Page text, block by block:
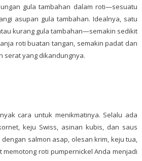
gula tambahan dalam roti—sesuatu
asupan gula tambahan. Idealnya, satu
kurang gula tambahan—semakin sedikit
roti buatan tangan, semakin padat dan
serat yang dikandungnya.
cara untuk menikmatinya. Selalu ada
keju Swiss, asinan kubis, dan saus
salmon asap, olesan krim, keju tua,
roti pumpernickel Anda menjadi